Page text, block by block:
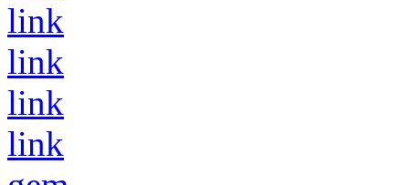
link
link
link
link